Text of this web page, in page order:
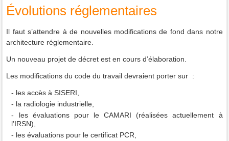
Évolutions réglementaires
Il faut s’attendre à de nouvelles modifications de fond dans notre
architecture réglementaire.
Un nouveau projet de décret est en cours d’élaboration.
Les modifications du code du travail devraient porter sur :
- les accès à SISERI,
- la radiologie industrielle,
- les évaluations pour le CAMARI (réalisées actuellement à
l’IRSN),
- les évaluations pour le certificat PCR,